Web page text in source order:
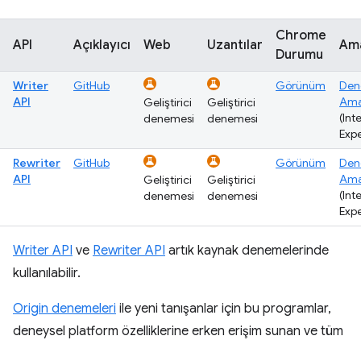
API Açıklayıcı Web Uzantılar
Chrome
Durumu
Writer
API
GitHub
Geliştirici
denemesi
Geliştirici
denemesi
Görünüm
Rewriter
API
GitHub
Geliştirici
denemesi
Geliştirici
denemesi
Görünüm
Writer API ve Rewriter API artık kaynak denemelerinde
kullanılabilir.
Origin denemeleri ile yeni tanışanlar için bu programlar,
deneysel platform özelliklerine erken erişim sunan ve tüm